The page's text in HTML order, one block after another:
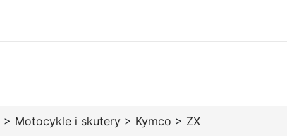
> Motocykle i skutery > Kymco > ZX